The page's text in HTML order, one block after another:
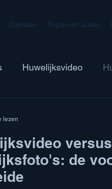
Diensten Prijzen en acties
Huwelijksvideo
versus
de
lezen